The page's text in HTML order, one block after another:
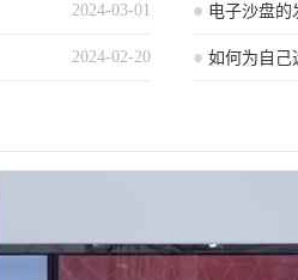
2024-03-01 电子沙盘的
2024-02-20 如何为自己